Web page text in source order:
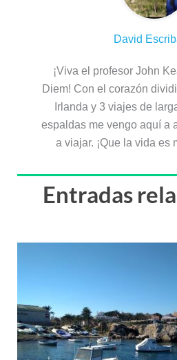
David
¡Viva el profesor John
Diem! Con el corazón
Irlanda y 3 viajes de
espaldas me vengo aquí a
a viajar. ¡Que la vida es
Entradas